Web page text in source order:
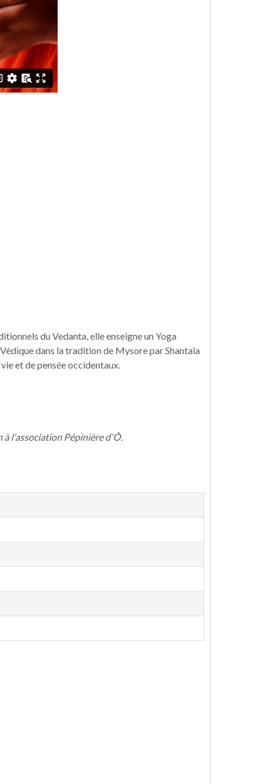
du Vedanta, elle enseigne un Yoga
dans la tradition de Mysore par Shantala
et de pensée occidentaux.
à l'association Pépinière d'Ô.